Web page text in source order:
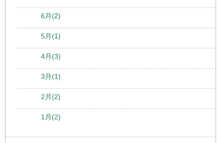
6月(2)
5月(1)
4月(3)
3月(1)
2月(2)
1月(2)